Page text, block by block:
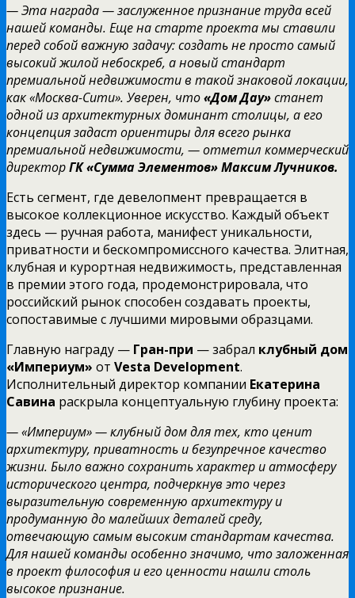
— Эта награда — заслуженное признание труда всей
нашей команды. Еще на старте проекта мы ставили
перед собой важную задачу: создать не просто самый
высокий жилой небоскреб, а новый стандарт
премиальной недвижимости в такой знаковой локации,
как «Москва-Сити». Уверен, что«Дом Дау»станет
одной из архитектурных доминант столицы, а его
концепция задаст ориентиры для всего рынка
премиальной недвижимости, — отметил коммерческий
директорГК «Сумма Элементов»Максим Лучников.
Есть сегмент, где девелопмент превращается в
высокое коллекционное искусство. Каждый объект
здесь — ручная работа, манифест уникальности,
приватности и бескомпромиссного качества. Элитная,
клубная и курортная недвижимость, представленная
в премии этого года, продемонстрировала, что
российский рынок способен создавать проекты,
сопоставимые с лучшими мировыми образцами.
Главную награду — Гран-при — забрал клубный дом
«Империум» от Vesta Development.
Исполнительный директор компании Екатерина
Савина раскрыла концептуальную глубину проекта:
— «Империум» — клубный дом для тех, кто ценит
архитектуру, приватность и безупречное качество
жизни. Было важно сохранить характер и атмосферу
исторического центра, подчеркнув это через
выразительную современную архитектуру и
продуманную до малейших деталей среду,
отвечающую самым высоким стандартам качества.
Для нашей команды особенно значимо, что заложенная
в проект философия и его ценности нашли столь
высокое признание.